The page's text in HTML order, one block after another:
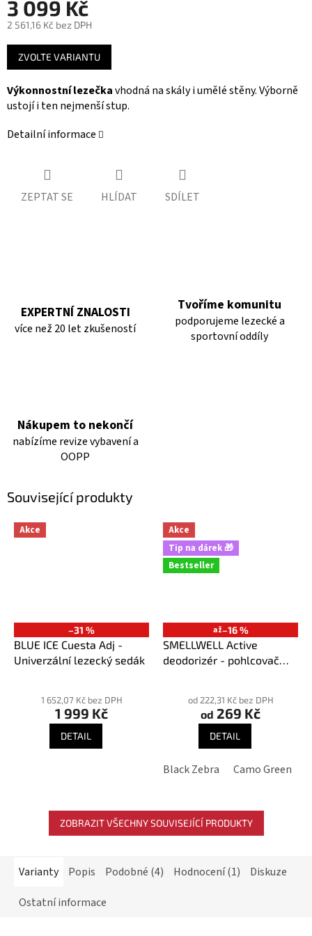
3 099 Kč
2 561,16 Kč bez DPH
Měrná
cena:
ZVOLTE VARIANTU
Výkonnostní lezečkavhodná na skály i umělé stěny. Výborně
ustojí i ten nejmenší stup.
Detailní informace
ZEPTAT SE HLÍDAT SDÍLET
EXPERTNÍ ZNALOSTI
více než 20 let zkušeností
Tvoříme komunitu
podporujeme lezecké a
sportovní oddíly
Nákupem to nekončí
nabízíme revize vybavení a
OOPP
Související produkty
Akce
–31 %
BLUE ICE Cuesta Adj -
Univerzální lezecký sedák
hodnocení
produktu
1 652,07 Kč bez DPH
1 999 Kč
DETAIL
Akce
Tip na dárek 🎁
Bestseller
až–16 %
SMELLWELL Active
deodorizér - pohlcovač
hodnocení
produktu
5
od 222,31 Kč bez DPH
od 269 Kč
DETAIL
Black Zebra Camo Green
ZOBRAZIT VŠECHNY SOUVISEJÍCÍ PRODUKTY
Varianty Popis Podobné (4) Hodnocení (1)
Diskuze
Ostatní informace